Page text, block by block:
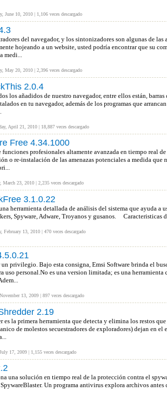
June 10, 2010 | 1,106 veces descargado
del navegador, y los sintonizadores son algunas de las
hojeando a un website, usted podría encontrar que su
medi...
May 20, 2010 | 2,396 veces descargado
2.0.4
los añadidos de nuestro navegador, entre ellos están,
en tu navegador, además de los programas que
April 21, 2010 | 18,887 veces descargado
Free 4.34.1000
funciones profesionales altamente avanzada en tiempo real
o re-instalación de las amenazas potenciales a medida que
March 23, 2010 | 2,235 veces descargado
3.1.0.22
herramienta detallada de análisis del sistema que ayuda a
Spyware, Adware, Troyanos y gusanos. Caracteristicas
February 13, 2010 | 470 veces descargado
privilegio. Bajo esta consigna, Emsi Software brinda el
uso personal.No es una version limitada; es una herramienta
13, 2009 | 897 veces descargado
2.19
es la primera herramienta que detecta y elimina los restos
de molestos secuestradores de exploradores) dejan en
17, 2009 | 1,155 veces descargado
una solución en tiempo real de la protección contra el
Un programa antivirus explora archivos antes